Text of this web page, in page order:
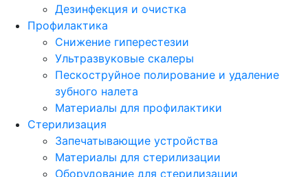
Дезинфекция и очистка
Профилактика
Снижение гиперестезии
Ультразвуковые скалеры
Пескоструйное полирование и удаление
зубного налета
Материалы для профилактики
Стерилизация
Запечатывающие устройства
Материалы для стерилизации
Оборудование для стерилизации